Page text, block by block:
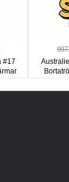
#17